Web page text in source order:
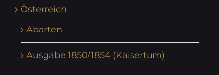
Österreich
Abarten
Ausgabe 1850/1854 (Kaisertum)